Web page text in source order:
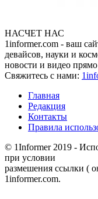
НАСЧЕТ НАС
1informer.com - ваш
девайсов, науки и
новости и видео
Свяжитесь с нами:
Главная
Редакция
Контакты
Правила
© 1Informer 2019 -
при условии
размешения ссылки (
1informer.com.